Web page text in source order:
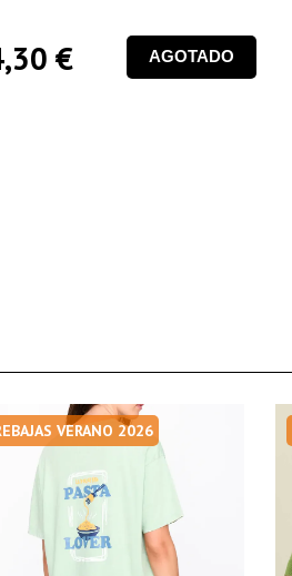
€ AGOTADO
VERANO 2026